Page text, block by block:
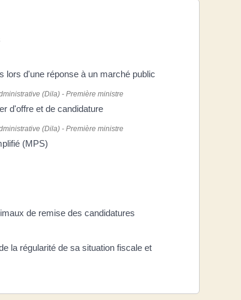
lors d'une réponse à un marché public
(Dila) - Première ministre
d'offre et de candidature
(Dila) - Première ministre
(MPS)
de remise des candidatures
la régularité de sa situation fiscale et